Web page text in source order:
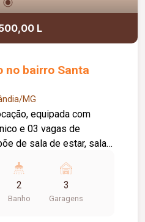
L
no bairro Santa
MG
equipada com
e 03 vagas de
de sala de estar, sala
suíte com box em
de banheiro social
com armários,
2
Banho
3
Garagens